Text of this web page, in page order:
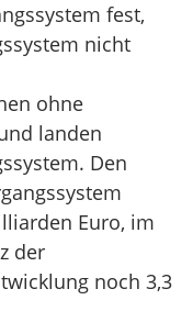
fest,
nicht
ohne
landen
Den
Euro, im
der
noch 3,3